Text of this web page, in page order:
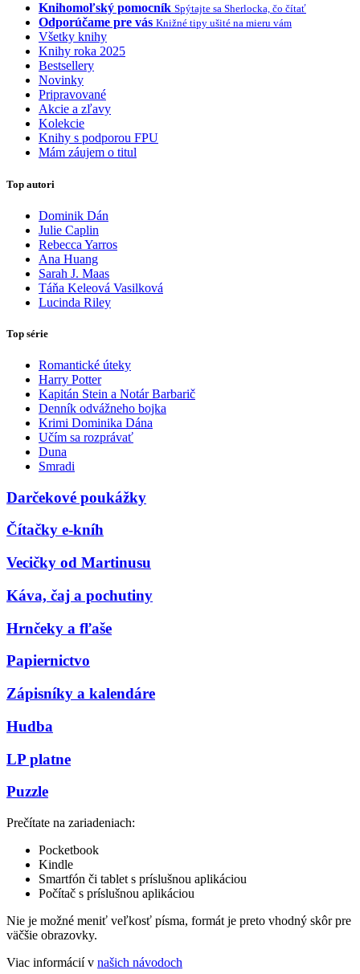
Knihomoľský pomocník Spýtajte sa Sherlocka, čo čítať
Odporúčame pre vás Knižné tipy ušité na mieru vám
Všetky knihy
Knihy roka 2025
Bestsellery
Novinky
Pripravované
Akcie a zľavy
Kolekcie
Knihy s podporou FPU
Mám záujem o titul
Top autori
Dominik Dán
Julie Caplin
Rebecca Yarros
Ana Huang
Sarah J. Maas
Táňa Keleová Vasilková
Lucinda Riley
Top série
Romantické úteky
Harry Potter
Kapitán Stein a Notár Barbarič
Denník odvážneho bojka
Krimi Dominika Dána
Učím sa rozprávať
Duna
Smradi
Darčekové poukážky
Čítačky e-kníh
Vecičky od Martinusu
Káva, čaj a pochutiny
Hrnčeky a fľaše
Papiernictvo
Zápisníky a kalendáre
Hudba
LP platne
Puzzle
Prečítate na zariadeniach:
Pocketbook
Kindle
Smartfón či tablet s príslušnou aplikáciou
Počítač s príslušnou aplikáciou
Nie je možné meniť veľkosť písma, formát je preto vhodný skôr pre
väčšie obrazovky.
Viac informácií v našich návodoch